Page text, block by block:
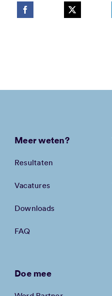
Meer weten?
Resultaten
Vacatures
Downloads
FAQ
Doe mee